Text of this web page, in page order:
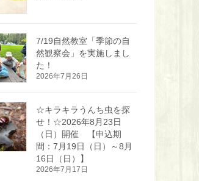
7/19自然教室「季節の自
然観察会」を実施しまし
た！
2026年7月26日
☆キラキラうんち虫を探
せ！☆2026年8月23日
（日）開催 【申込期
間：7月19日（日）～8月
16日（日）】
2026年7月17日